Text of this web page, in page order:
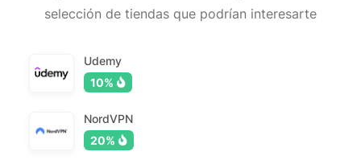
selección de tiendas que podrían interesarte
Udemy
10%
NordVPN
20%